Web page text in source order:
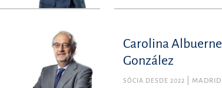
Carolina Albuerne
González
SÓCIA DESDE 2022 MADRID